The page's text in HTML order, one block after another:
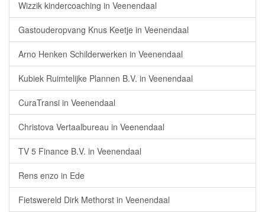
Wizzik kindercoaching in Veenendaal
Gastouderopvang Knus Keetje in Veenendaal
Arno Henken Schilderwerken in Veenendaal
Kubiek Ruimtelijke Plannen B.V. in Veenendaal
CuraTransi in Veenendaal
Christova Vertaalbureau in Veenendaal
TV 5 Finance B.V. in Veenendaal
Rens enzo in Ede
Fietswereld Dirk Methorst in Veenendaal